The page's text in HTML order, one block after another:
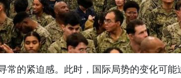
的紧迫感。此时，国际局势的变化可